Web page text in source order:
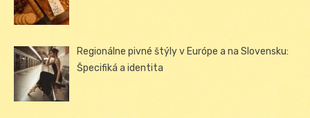
Regionálne pivné štýly v Európe a na Slovensku:
Špecifiká a identita